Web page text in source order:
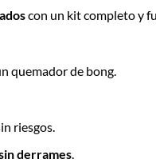
con un kit completo y
quemador de bong.
riesgos.
derrames.